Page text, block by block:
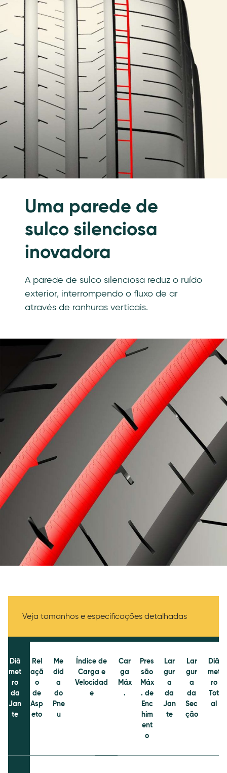
Uma parede de
sulco silenciosa
inovadora
A parede de sulco silenciosa reduz o ruído
exterior, interrompendo o fluxo de ar
através de ranhuras verticais.
Veja tamanhos e especificações detalhadas
Diâ
met
ro
da
Jan
te
Rel
açã
o
de
Asp
eto
Me
did
a
do
Pne
u
Índice de
Carga e
Velocidad
e
Car
ga
Máx
.
Pres
são
Máx
. de
Enc
him
ent
o
Lar
gur
a
da
Jan
te
Lar
gur
a
da
Sec
ção
Diâ
met
ro
Tot
al